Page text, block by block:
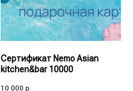
Сертификат Nemo Asian
kitchen&bar 10000
10 000 р.